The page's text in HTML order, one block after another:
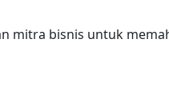
mitra bisnis untuk